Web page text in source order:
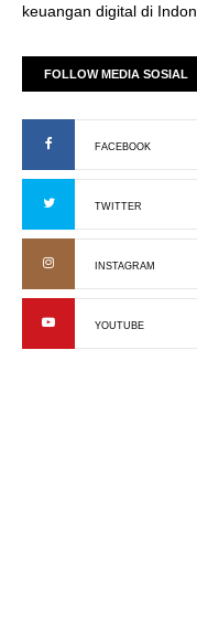
keuangan digital di
FOLLOW MEDIA SOSIAL
FACEBOOK
TWITTER
INSTAGRAM
YOUTUBE